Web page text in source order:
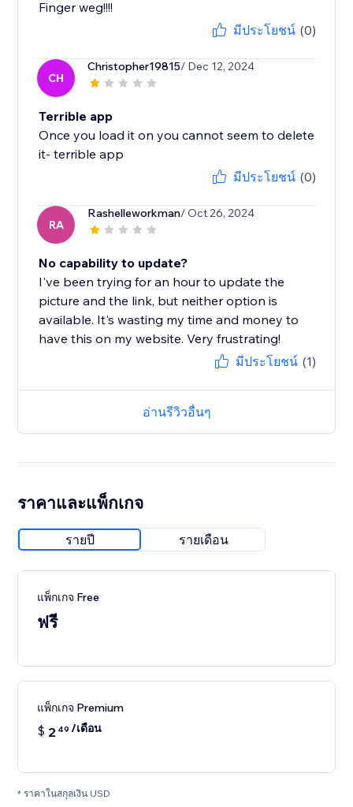
Finger weg!!!!
มีประโยชน์ (0)
CH
Christopher19815/ Dec 12, 2024
Terrible app
Once you load it on you cannot seem to delete
it- terrible app
มีประโยชน์ (0)
RA
Rashelleworkman/ Oct 26, 2024
No capability to update?
I've been trying for an hour to update the
picture and the link, but neither option is
available. It's wasting my time and money to
have this on my website. Very frustrating!
มีประโยชน์ (1)
อ่านรีวิวอื่นๆ
ราคาและแพ็กเกจ
รายปี รายเดือน
แพ็กเกจ Free
ฟรี
แพ็กเกจ Premium
$ 2 49 /เดือน
* ราคาในสกุลเงิน USD